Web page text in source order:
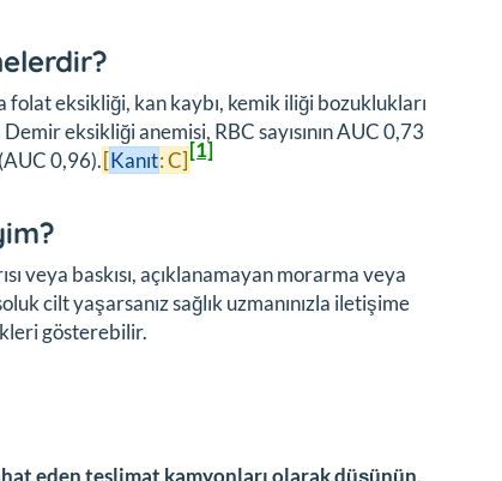
folat eksikliği, kan kaybı, kemik iliği bozuklukları
eksikliği anemisi, RBC sayısının AUC 0,73
0,96).[Kanıt: C][1]
veya baskısı, açıklanamayan morarma veya
cilt yaşarsanız sağlık uzmanınızla iletişime
gösterebilir.
eden teslimat kamyonları olarak düşünün,